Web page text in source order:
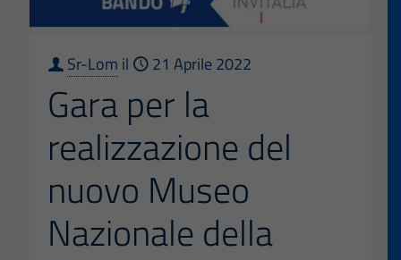
Sr-Lom il 21 Aprile 2022
Gara per la
realizzazione del
nuovo Museo
Nazionale della